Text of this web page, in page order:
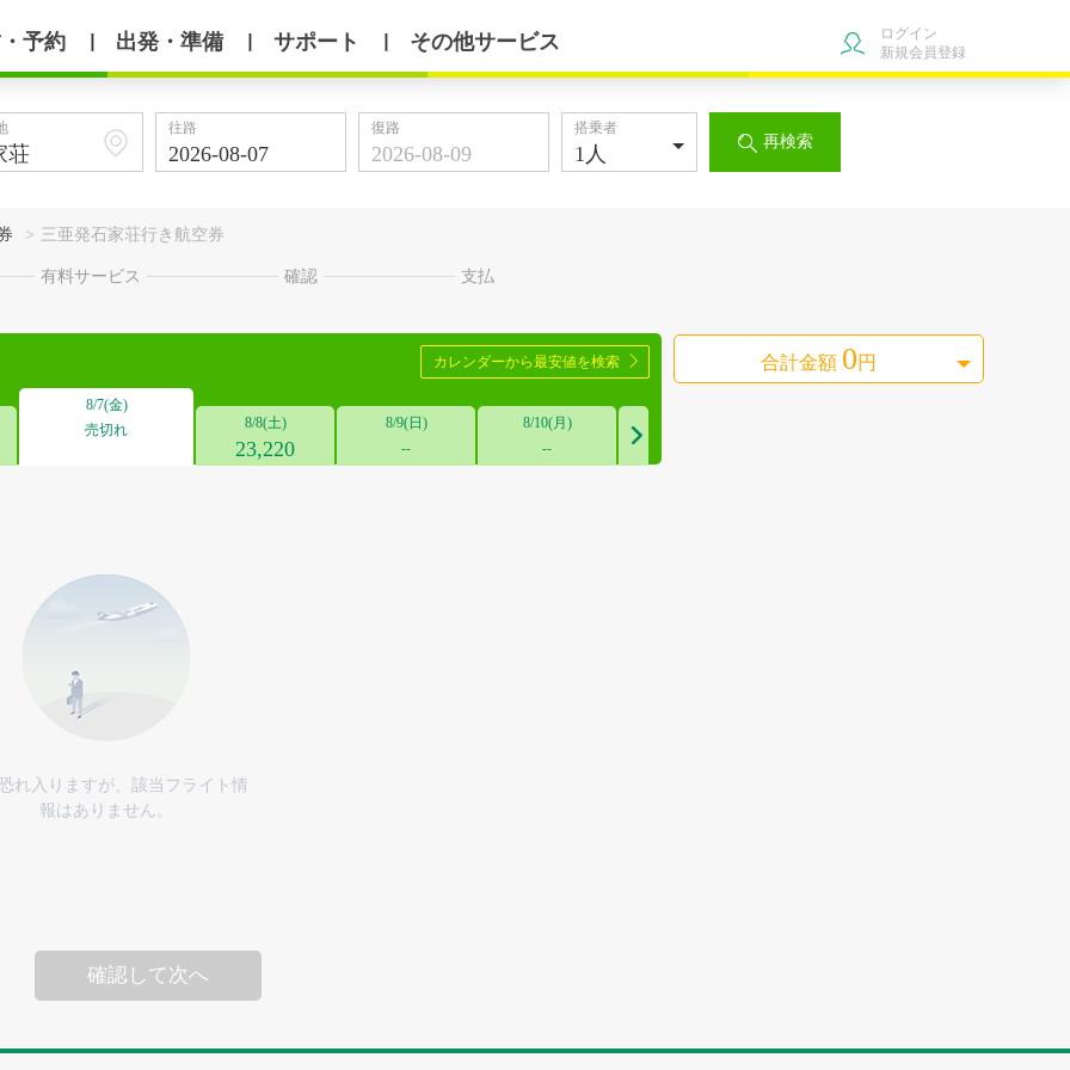
予約 出発・準備 サポート その他サービス
ログイン
新規会員登録
有料サービス 確認 支払
往路 復路 搭乗者
 再検索
> 三亜発石家荘行き航空券
カレンダーから最安値を検索 
8/7(金)
売切れ
8/8(土)
23,220
8/9(日)
--
8/10(月)
--

れ入りますが、該当フライト情
報はありません。
合計金額 0円
確認して次へ